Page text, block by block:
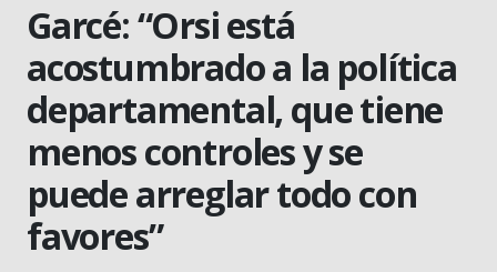
Garcé: “Orsi está
acostumbrado a la política
departamental, que tiene
menos controles y se
puede arreglar todo con
favores”